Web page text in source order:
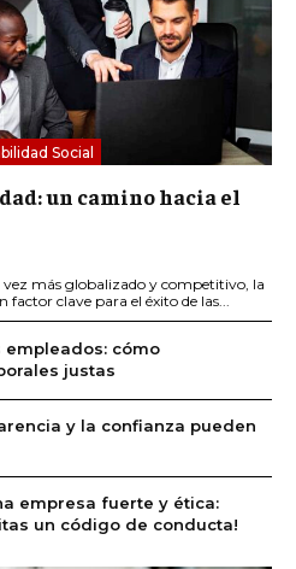
Social
un camino hacia el
más globalizado y competitivo, la
clave para el éxito de las...
cómo
justas
y la confianza pueden
empresa fuerte y ética:
un código de conducta!